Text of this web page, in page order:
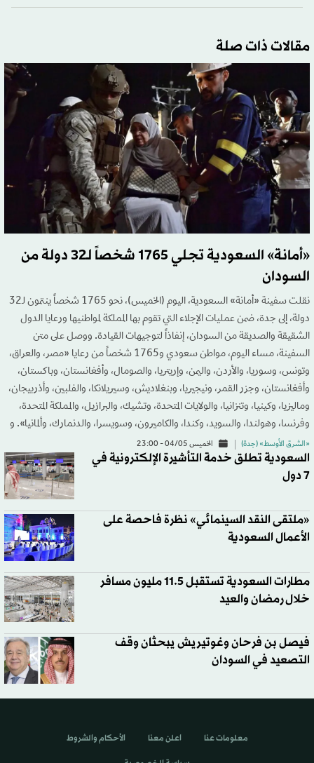
مقالات ذات صلة
«أمانة» السعودية تجلي 1765 شخصاً لـ32 دولة من
السودان
نقلت سفينة «أمانة» السعودية، اليوم (الخميس)، نحو 1765 شخصاً ينتمون لـ32
دولة، إلى جدة، ضمن عمليات الإجلاء التي تقوم بها المملكة لمواطنيها ورعايا الدول
الشقيقة والصديقة من السودان، إنفاذاً لتوجيهات القيادة. ووصل على متن
السفينة، مساء اليوم، مواطن سعودي و1765 شخصاً من رعايا «مصر، والعراق،
وتونس، وسوريا، والأردن، واليمن، وإريتريا، والصومال، وأفغانستان، وباكستان،
وأفغانستان، وجزر القمر، ونيجيريا، وبنغلاديش، وسيريلانكا، والفلبين، وأذربيجان،
وماليزيا، وكينيا، وتنزانيا، والولايات المتحدة، وتشيك، والبرازيل، والمملكة المتحدة،
وفرنسا، وهولندا، والسويد، وكندا، والكاميرون، وسويسرا، والدنمارك، وألمانيا». و
«الشرق الأوسط» (جدة) الخميس 04/05 - 23:00
السعودية تطلق خدمة التأشيرة الإلكترونية في
7 دول
«ملتقى النقد السينمائي» نظرة فاحصة على
الأعمال السعودية
مطارات السعودية تستقبل 11.5 مليون مسافر
خلال رمضان والعيد
فيصل بن فرحان وغوتيريش يبحثان وقف
التصعيد في السودان
معلومات عنا اعلن معنا الأحكام والشروط